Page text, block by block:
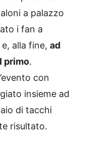
a palazzo
i fan a
alla fine, ad
primo.
con
insieme ad
di tacchi
risultato.